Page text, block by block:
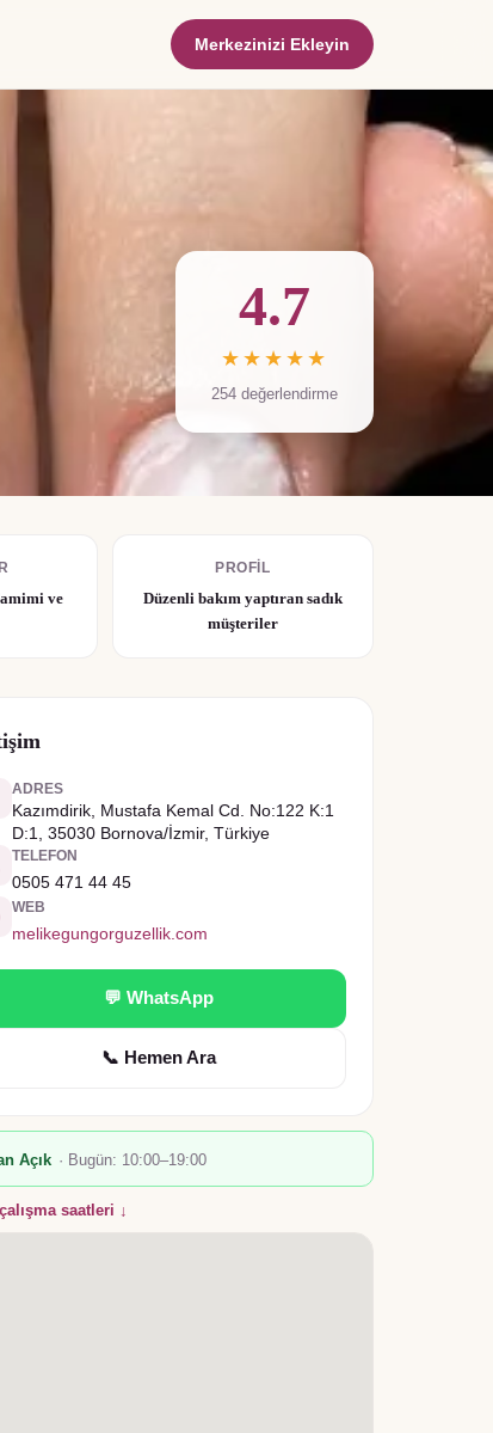
Merkezinizi Ekleyin
4.7
★★★★★
254 değerlendirme
ve
PROFIL
Düzenli bakım yaptıran sadık
müşteriler
ADRES
Kazımdirik, Mustafa Kemal Cd. No:122 K:1
D:1, 35030 Bornova/İzmir, Türkiye
TELEFON
0505 471 44 45
WEB
melikegungorguzellik.com
💬 WhatsApp
📞 Hemen Ara
Açık · Bugün: 10:00–19:00
saatleri ↓